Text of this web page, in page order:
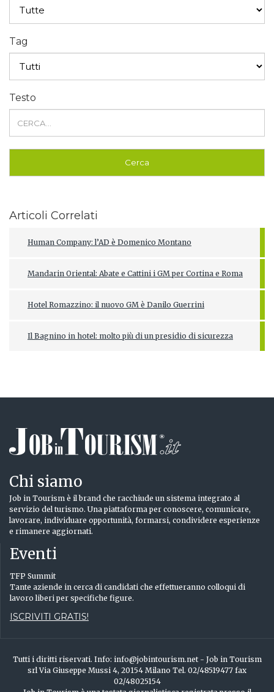
Tag
Testo
Articoli Correlati
Human Company: l’AD è Domenico Montano
Mandarin Oriental: Abate e Cattini i GM per Cortina e Roma
Hotel Romazzino: il nuovo GM è Danilo Guerrini
Il Bagnino in hotel: molto più di un presidio di sicurezza
Chi siamo
Job in Tourism è il brand che racchiude un sistema integrato al
servizio del turismo. Una piattaforma per conoscere, comunicare,
lavorare, individuare opportunità, formarsi, condividere esperienze
e rimanere aggiornati.
Eventi
TFP Summit
Tante aziende in cerca di candidati che effettueranno colloqui di
lavoro liberi per specifiche figure.
ISCRIVITI GRATIS!
Tutti i diritti riservati. Info: info@jobintourism.net - Job in Tourism
srl Via Giuseppe Mussi 4, 20154 Milano Tel. 02/48519477 fax
02/48025154